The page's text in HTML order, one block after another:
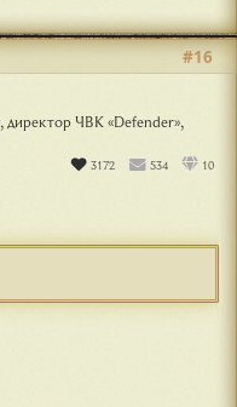
ЧВК «Defender»,
3172 534 10
#16